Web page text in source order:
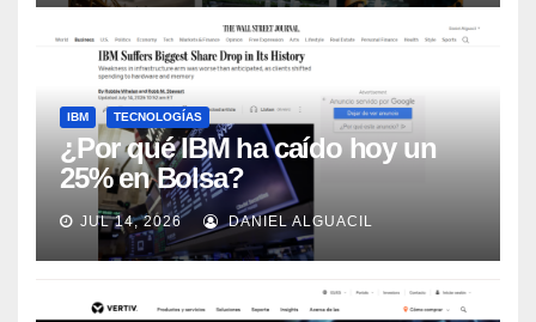
IBM TECNOLOGÍAS
¿Por qué IBM ha caído hoy un
25% en Bolsa?
JUL 14, 2026 DANIEL ALGUACIL